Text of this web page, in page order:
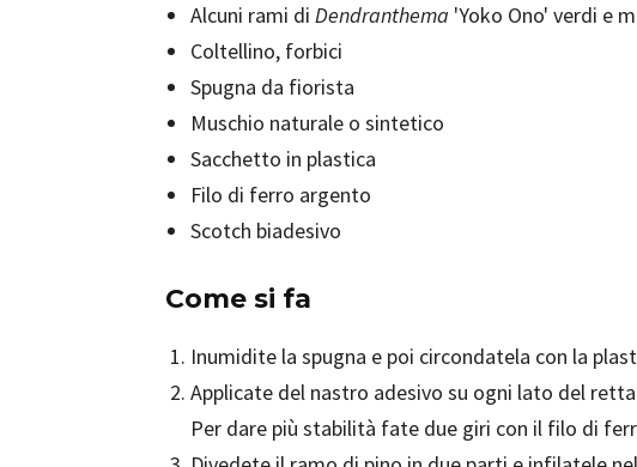
Alcuni rami di Dendranthema 'Yoko Ono' verdi e
Coltellino, forbici
Spugna da fiorista
Muschio naturale o sintetico
Sacchetto in plastica
Filo di ferro argento
Scotch biadesivo
Come si fa
Inumidite la spugna e poi circondatela con la
Applicate del nastro adesivo su ogni lato del
Per dare più stabilità fate due giri con il filo di